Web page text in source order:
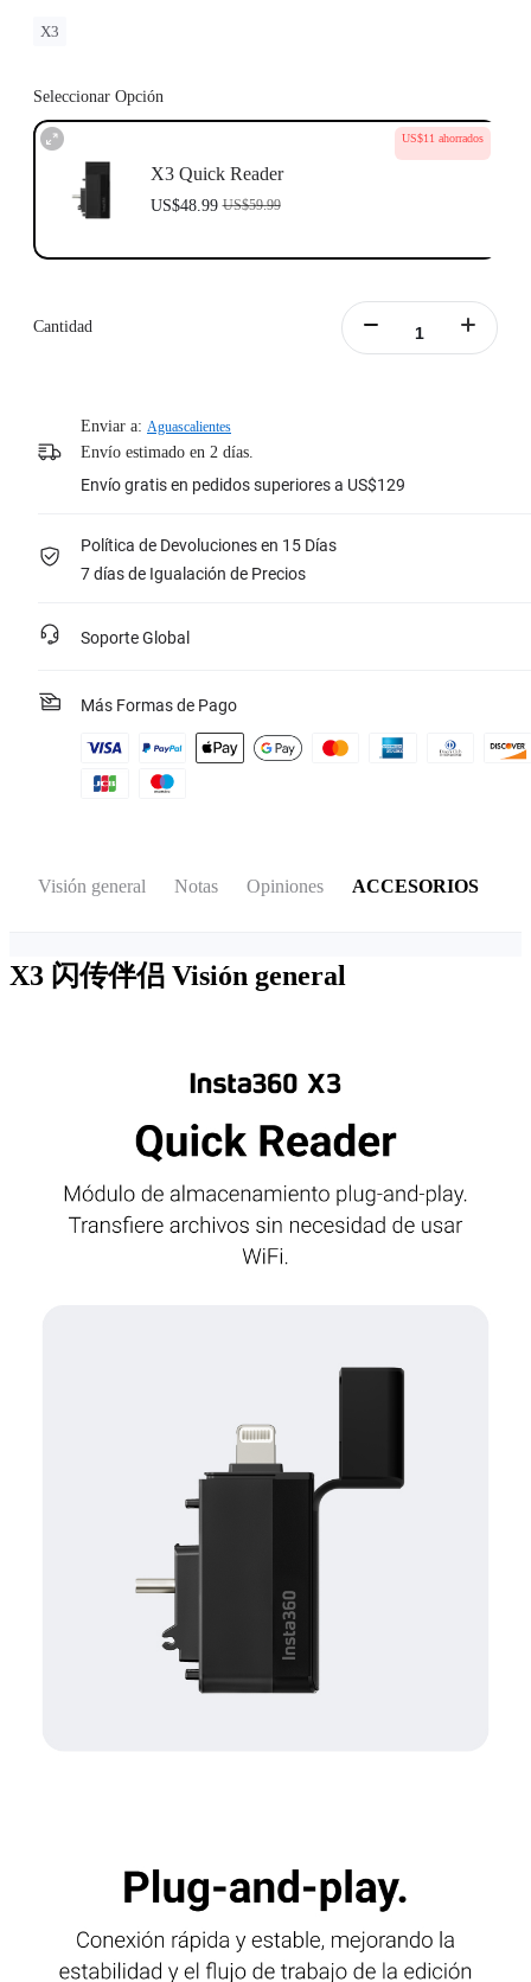
X3
Seleccionar Opción
US$11 ahorrados
X3 Quick Reader
US$48.99 US$59.99
Cantidad
Enviar a: Aguascalientes
Envío estimado en 2 días.
Envío gratis en pedidos superiores a US$129
Política de Devoluciones en 15 Días
7 días de Igualación de Precios
Soporte Global
Más Formas de Pago
Visión general Notas Opiniones ACCESORIOS
X3 闪传伴侣 Visión general